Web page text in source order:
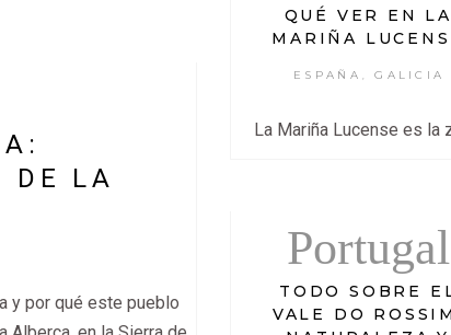
DE LA
y por qué este pueblo
QUÉ VER EN LA
MARIÑA
ESPAÑA GALICIA
La Mariña Lucense es la
Portugal
TODO SOBRE
VALE DO